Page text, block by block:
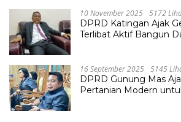
10 November 2025 5172
DPRD Katingan Ajak
Terlibat Aktif Bangun
16 September 2025 5145
DPRD Gunung Mas
Pertanian Modern